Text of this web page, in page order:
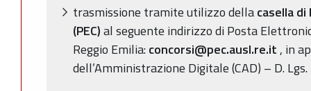
trasmissione tramite utilizzo dellacasella
(PEC)al seguente indirizzo di Posta
Reggio Emilia:concorsi@pec.ausl.re.it , in
dell’Amministrazione Digitale (CAD) – D.